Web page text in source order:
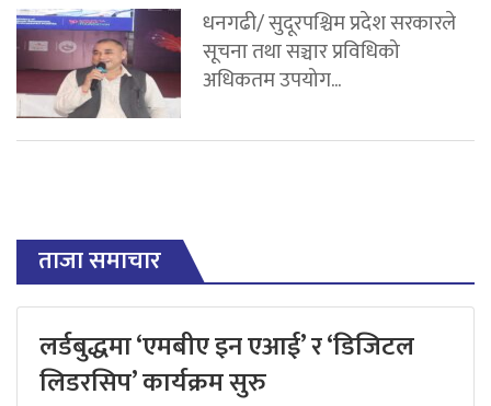
धनगढी/ सुदूरपश्चिम प्रदेश सरकारले
सूचना तथा सञ्चार प्रविधिको
अधिकतम उपयोग...
ताजा समाचार
लर्डबुद्धमा ‘एमबीए इन एआई’ र ‘डिजिटल
लिडरसिप’ कार्यक्रम सुरु